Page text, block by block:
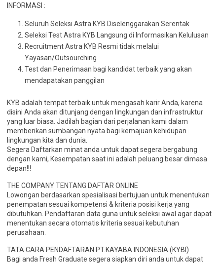
INFORMASI :
Seluruh Seleksi Astra KYB Diselenggarakan Serentak
Seleksi Test Astra KYB Langsung di Informasikan Kelulusan
Recruitment Astra KYB Resmi tidak melalui
Yayasan/Outsourching
Test dan Penerimaan bagi kandidat terbaik yang akan
mendapatakan panggilan
KYB adalah tempat terbaik untuk mengasah karir Anda, karena
disini Anda akan ditunjang dengan lingkungan dan infrastruktur
yang luar biasa. Jadilah bagian dari perjalanan kami dalam
memberikan sumbangan nyata bagi kemajuan kehidupan
lingkungan kita dan dunia.
Segera Daftarkan minat anda untuk dapat segera bergabung
dengan kami, Kesempatan saat ini adalah peluang besar dimasa
depan!!!
THE COMPANY TENTANG DAFTAR ONLINE
Lowongan berdasarkan spesialisasi bertujuan untuk menentukan
penempatan sesuai kompetensi & kriteria posisi kerja yang
dibutuhkan. Pendaftaran data guna untuk seleksi awal agar dapat
menentukan secara otomatis kriteria sesuai kebutuhan
perusahaan.
TATA CARA PENDAFTARAN PT.KAYABA INDONESIA (KYBI)
Bagi anda Fresh Graduate segera siapkan diri anda untuk dapat